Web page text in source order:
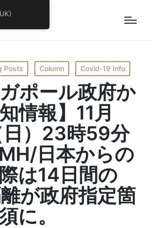
Posts Column Covid-19 Info
ガポール政府か
情報】11月
）23時59分
日本からの
は14日間の
が政府指定箇
に。